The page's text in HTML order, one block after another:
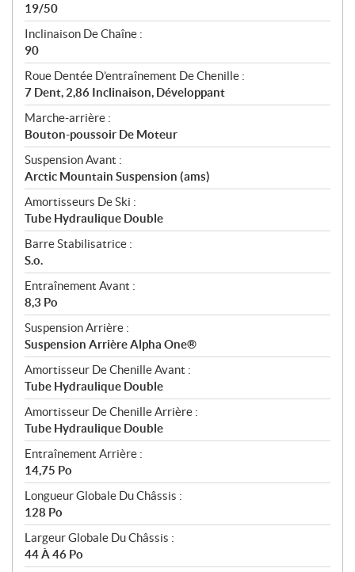
19/50
Inclinaison De Chaîne :
90
Roue Dentée D’entraînement De Chenille :
7 Dent, 2,86 Inclinaison, Développant
Marche-arrière :
Bouton-poussoir De Moteur
Suspension Avant :
Arctic Mountain Suspension (ams)
Amortisseurs De Ski :
Tube Hydraulique Double
Barre Stabilisatrice :
S.o.
Entraînement Avant :
8,3 Po
Suspension Arrière :
Suspension Arrière Alpha One®
Amortisseur De Chenille Avant :
Tube Hydraulique Double
Amortisseur De Chenille Arrière :
Tube Hydraulique Double
Entraînement Arrière :
14,75 Po
Longueur Globale Du Châssis :
128 Po
Largeur Globale Du Châssis :
44 À 46 Po